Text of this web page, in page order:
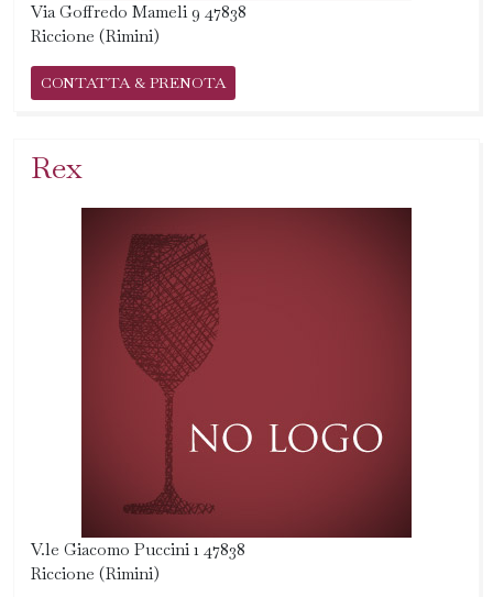
Via Goffredo Mameli 9 47838
Riccione (Rimini)
CONTATTA & PRENOTA
Rex
V.le Giacomo Puccini 1 47838
Riccione (Rimini)